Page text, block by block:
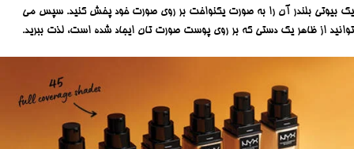
یک بیوتی بلندر آن را به صورت یکنواخت بر روی صورت خود پخش کنید. سپس می‌
توانید از ظاهر یک دستی که بر روی پوست صورت تان ایجاد شده است، لذت ببرید.